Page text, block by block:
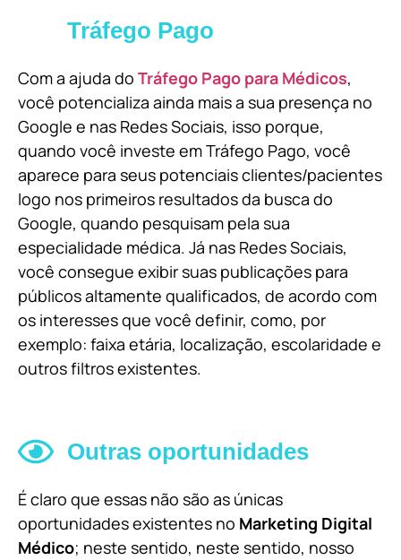
Tráfego Pago
Com a ajuda do Tráfego Pago para Médicos,
você potencializa ainda mais a sua presença no
Google e nas Redes Sociais, isso porque,
quando você investe em Tráfego Pago, você
aparece para seus potenciais clientes/pacientes
logo nos primeiros resultados da busca do
Google, quando pesquisam pela sua
especialidade médica. Já nas Redes Sociais,
você consegue exibir suas publicações para
públicos altamente qualificados, de acordo com
os interesses que você definir, como, por
exemplo: faixa etária, localização, escolaridade e
outros filtros existentes.
Outras oportunidades
É claro que essas não são as únicas
oportunidades existentes no Marketing Digital
Médico; neste sentido, neste sentido, nosso